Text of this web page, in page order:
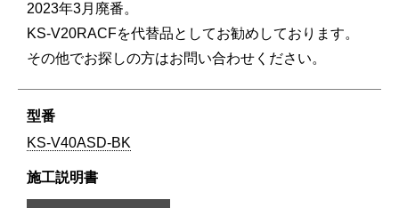
2023年3月廃番。
KS-V20RACFを代替品としてお勧めしております。
その他でお探しの方はお問い合わせください。
KS-V40ASD-BK